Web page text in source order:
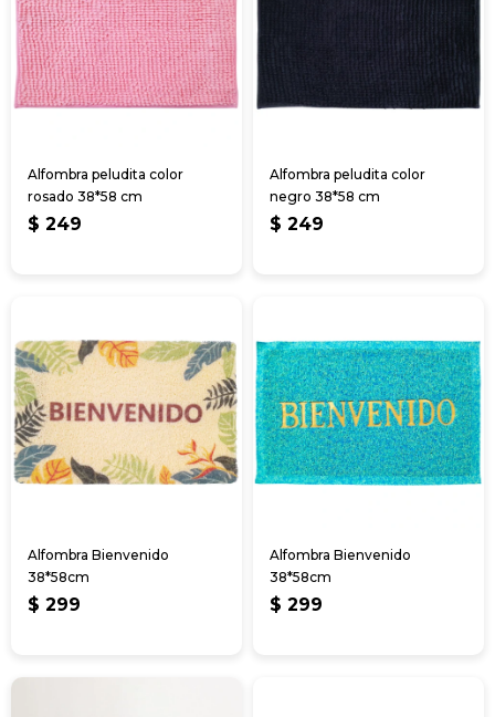
Alfombra peludita color
rosado 38*58 cm
$ 249
Alfombra peludita color
negro 38*58 cm
$ 249
Alfombra Bienvenido
38*58cm
$ 299
Alfombra Bienvenido
38*58cm
$ 299